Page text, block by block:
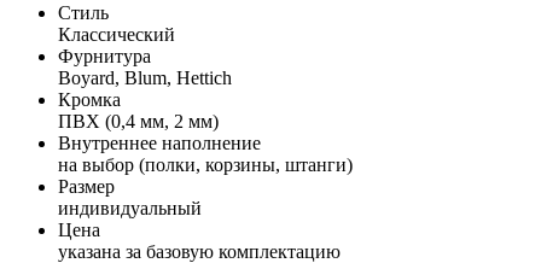
Стиль
Классический
Фурнитура
Boyard, Blum, Hettich
Кромка
ПВХ (0,4 мм, 2 мм)
Внутреннее наполнение
на выбор (полки, корзины, штанги)
Размер
индивидуальный
Цена
указана за базовую комплектацию